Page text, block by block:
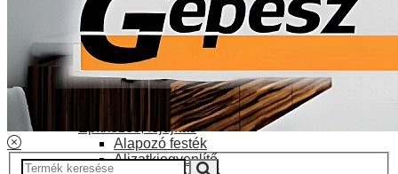
Kategóriák menü
Bolhapiac
Elektromos fűtés
Építkezés, fejújítás
Alapozó festék
Aljzatkiegyenlítő